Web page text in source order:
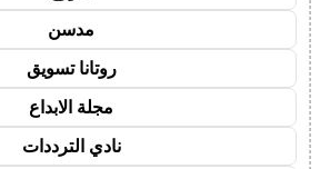
مدسن
روتانا تسويق
مجلة الابداع
نادي الترددات